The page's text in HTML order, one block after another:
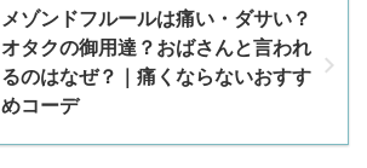
メゾンドフルールは痛い・ダサい？
オタクの御用達？おばさんと言われ
るのはなぜ？｜痛くならないおすす
めコーデ